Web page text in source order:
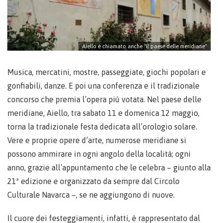
Aiello è chiamato anche "Il paese delle meridiane"
Musica, mercatini, mostre, passeggiate, giochi popolari e
gonfiabili, danze. E poi una conferenza e il tradizionale
concorso che premia l’opera più votata. Nel paese delle
meridiane, Aiello, tra sabato 11 e domenica 12 maggio,
torna la tradizionale festa dedicata all’orologio solare.
Vere e proprie opere d’arte, numerose meridiane si
possono ammirare in ogni angolo della località; ogni
anno, grazie all’appuntamento che le celebra – giunto alla
21ª edizione e organizzato da sempre dal Circolo
Culturale Navarca –, se ne aggiungono di nuove.
Il cuore dei festeggiamenti, infatti, è rappresentato dal